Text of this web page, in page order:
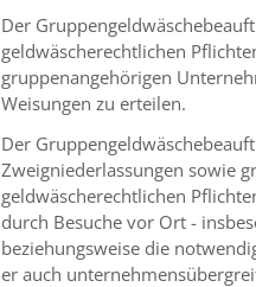
Der
geldwäscherechtlichen
gruppenangehörigen
Weisungen zu erteilen.
Der
Zweigniederlassungen sowie
geldwäscherechtlichen
durch Besuche vor Ort -
beziehungsweise die
er auch